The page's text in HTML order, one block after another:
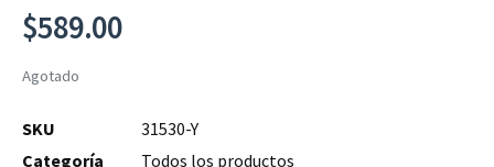
$589.00
Agotado
SKU
31530-Y
Categoría
Todos los productos